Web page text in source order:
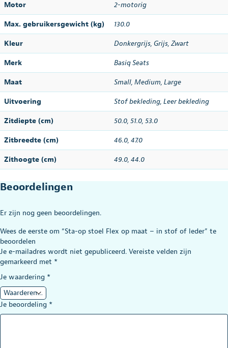
Motor 2-motorig
Max. gebruikersgewicht (kg) 130.0
Kleur Donkergrijs, Grijs, Zwart
Merk Basiq Seats
Maat Small, Medium, Large
Uitvoering Stof bekleding, Leer bekleding
Zitdiepte (cm) 50.0, 51.0, 53.0
Zitbreedte (cm) 46.0, 47.0
Zithoogte (cm) 49.0, 44.0
Beoordelingen
Er zijn nog geen beoordelingen.
Wees de eerste om “Sta-op stoel Flex op maat – in stof of leder” te
beoordelen
Je e-mailadres wordt niet gepubliceerd. Vereiste velden zijn
gemarkeerd met *
Je waardering *
Je beoordeling *